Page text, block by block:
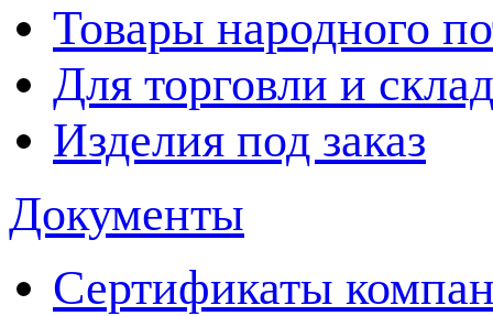
Товары народного
Для торговли и
Изделия под заказ
Документы
Сертификаты